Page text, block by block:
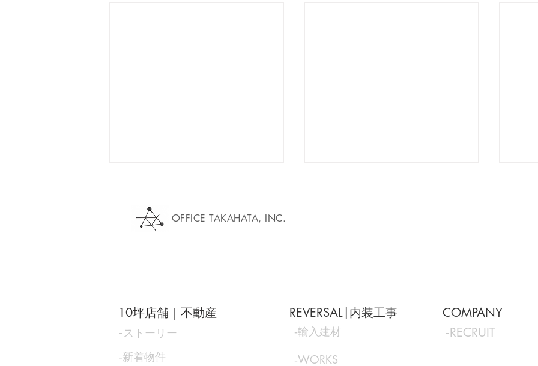
灯りを。
軒を。14坪から始める、小さ
な飲食店のかたち
OFFICE TAKAHATA, INC.
10坪店舗｜不動産
‐ストーリー
‐新着物件
‐輸入建材
REVERSAL|内装工事
‐WORKS
COMPANY
‐RECRUIT